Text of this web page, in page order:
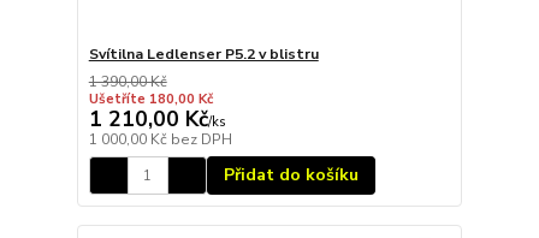
Svítilna Ledlenser P5.2 v blistru
1 390,00 Kč
Ušetříte 180,00 Kč
1 210,00 Kč/ks
1 000,00 Kč bez DPH
Přidat do košíku